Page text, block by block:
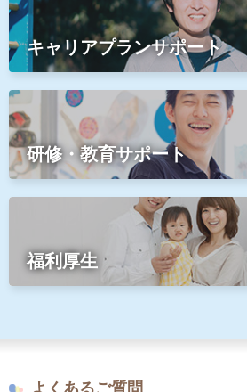
キャリアプランサポート
研修・教育サポート
福利厚生
よくあるご質問